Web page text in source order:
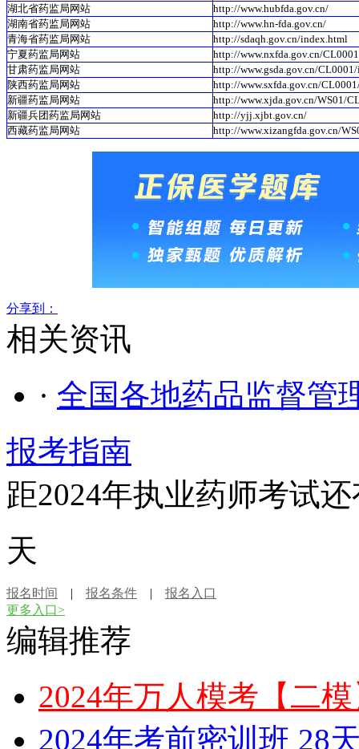
湖北省药监局网站
http://www.hubfda.gov.cn/
湖南省药监局网站
http://www.hn-fda.gov.cn/
青海省药监局网站
http://sdaqh.gov.cn/index.html
宁夏药监局网站
http://www.nxfda.gov.cn/
甘肃药监局网站
http://www.gsda.gov.cn/
陕西药监局网站
http://www.sxfda.gov.cn/
新疆药监局网站
http://www.xjda.gov.cn/WS01/
新疆兵团药监局网站
http://yjj.xjbt.gov.cn/
西藏药监局网站
http://www.xizangfda.gov.cn/
分享到：
相关资讯
· 全国各地药品监督管
报考指南
距2024年执业药师考试
天
报名时间 | 报名条件 | 报名入口
更多入口>
编辑推荐
2024年万人模考【二
2024年考前密训班 28